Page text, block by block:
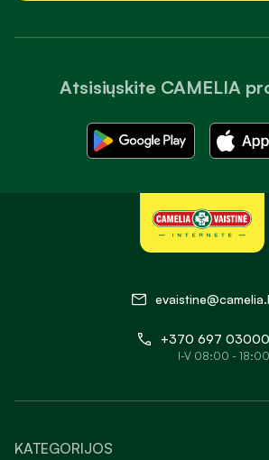
Atsisiųskite CAMELIA
+370 697 03000
I-V 08:00 - 18:00
KATEGORIJOS